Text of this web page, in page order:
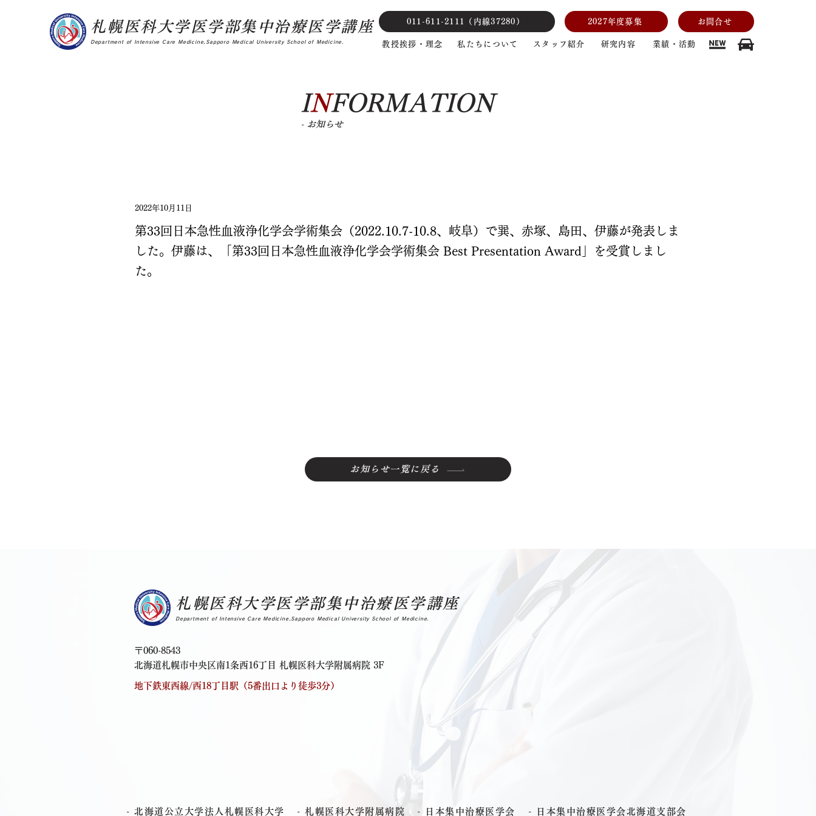
札幌医科大学医学部集中治療医学講座
Department of Intensive Care Medicine,Sapporo Medical University School of Medicine.
011-611-2111（内線37280） 2027年度募集 お問合せ
教授挨拶・理念 私たちについて スタッフ紹介 研究内容 業績・活動
INFORMATION
- お知らせ
2022年10月11日
第33回日本急性血液浄化学会学術集会（2022.10.7-10.8、岐阜）で巽、赤塚、島田、伊藤が発表しま
した。伊藤は、「第33回日本急性血液浄化学会学術集会 Best Presentation Award」を受賞しまし
た。
お知らせ一覧に戻る
札幌医科大学医学部集中治療医学講座
Department of Intensive Care Medicine,Sapporo Medical University School of Medicine.
〒060-8543
北海道札幌市中央区南1条西16丁目 札幌医科大学附属病院 3F
地下鉄東西線/西18丁目駅（5番出口より徒歩3分）
- 北海道公立大学法人札幌医科大学 - 札幌医科大学附属病院 - 日本集中治療医学会 - 日本集中治療医学会北海道支部会